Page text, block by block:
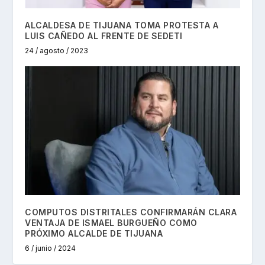
ALCALDESA DE TIJUANA TOMA PROTESTA A
LUIS CAÑEDO AL FRENTE DE SEDETI
24 / agosto / 2023
COMPUTOS DISTRITALES CONFIRMARÁN CLARA
VENTAJA DE ISMAEL BURGUEÑO COMO
PRÓXIMO ALCALDE DE TIJUANA
6 / junio / 2024